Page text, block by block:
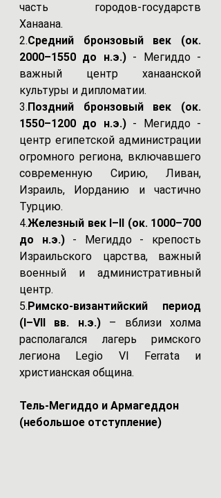
часть городов-государств
Ханаана.
2.Средний бронзовый век (ок.
2000–1550 до н.э.) - Мегиддо -
важный центр ханаанской
культуры и дипломатии.
3. Поздний бронзовый век (ок.
1550–1200 до н.э.) - Мегиддо -
центр египетской администрации
огромного региона, включавшего
современную Сирию, Ливан,
Израиль, Иорданию и частично
Турцию.
4.Железный век I–II (ок. 1000–700
до н.э.) - Мегиддо - крепость
Израильского царства, важный
военный и административный
центр.
5. Римско-византийский период
(I–VII вв. н.э.) – вблизи холма
располагался лагерь римского
легиона Legio VI Ferrata и
христианская община.
Тель-Мегиддо и Армагеддон
(небольшое отступление)